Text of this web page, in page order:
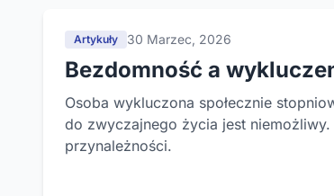
Artykuły 30 Marzec, 2026
Bezdomność a
Osoba wykluczona społecznie
do zwyczajnego życia jest
przynależności.